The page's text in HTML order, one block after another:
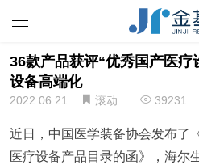
36款产品获评“优秀国产医疗
设备高端化
2022.06.21 滚动 39231
近日，中国医学装备协会发布了
医疗设备产品目录的函》，海尔